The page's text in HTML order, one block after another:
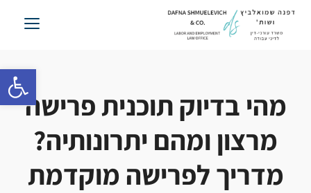
פתח
דלג
מהי בדיוק תוכנית פרישה
מרצון ומהם יתרונותיה?
מדריך לפרישה מוקדמת